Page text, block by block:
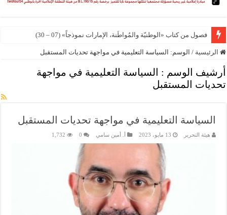
فصول من كتاب «الوطنيّة والمُواطَنة، الإمارات نموذجاً» (07 – 30)
لماذا أصبح المهندس قائداً للتنمية المستدامة؟ (01 – 07)
الرئيسية / الوسم: السياسة التعليمية في مواجهة تحديات المستقبل
أرشيف الوسم : السياسة التعليمية في مواجهة
تحديات المستقبل
السياسة التعليمية في مواجهة تحديات المستقبل
هيئة التحرير 13 مايو، 2023 أ. أمين سامي 0
1,732